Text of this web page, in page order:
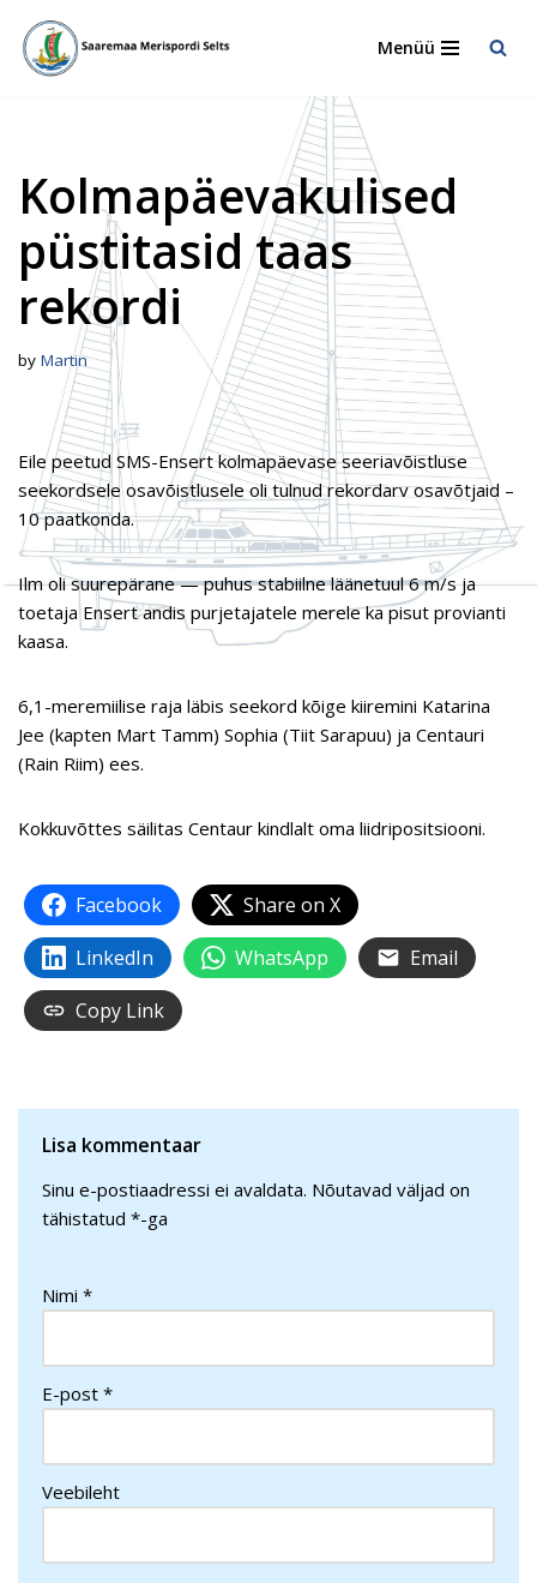
Skip
Menüü
Kolmapäevakulised
püstitasid taas
rekordi
by Martin
Eile peetud SMS-Ensert kolmapäevase seeriavõistluse
seekordsele osavõistlusele oli tulnud rekordarv osavõtjaid –
10 paatkonda.
Ilm oli suurepärane — puhus stabiilne läänetuul 6 m/s ja
toetaja Ensert andis purjetajatele merele ka pisut provianti
kaasa.
6,1-meremiilise raja läbis seekord kõige kiiremini Katarina
Jee (kapten Mart Tamm) Sophia (Tiit Sarapuu) ja Centauri
(Rain Riim) ees.
Kokkuvõttes säilitas Centaur kindlalt oma liidripositsiooni.
Facebook
Share on X
LinkedIn
WhatsApp
Email
Copy Link
Lisa kommentaar
Sinu e-postiaadressi ei avaldata. Nõutavad väljad on
tähistatud *-ga
Nimi *
E-post *
Veebileht